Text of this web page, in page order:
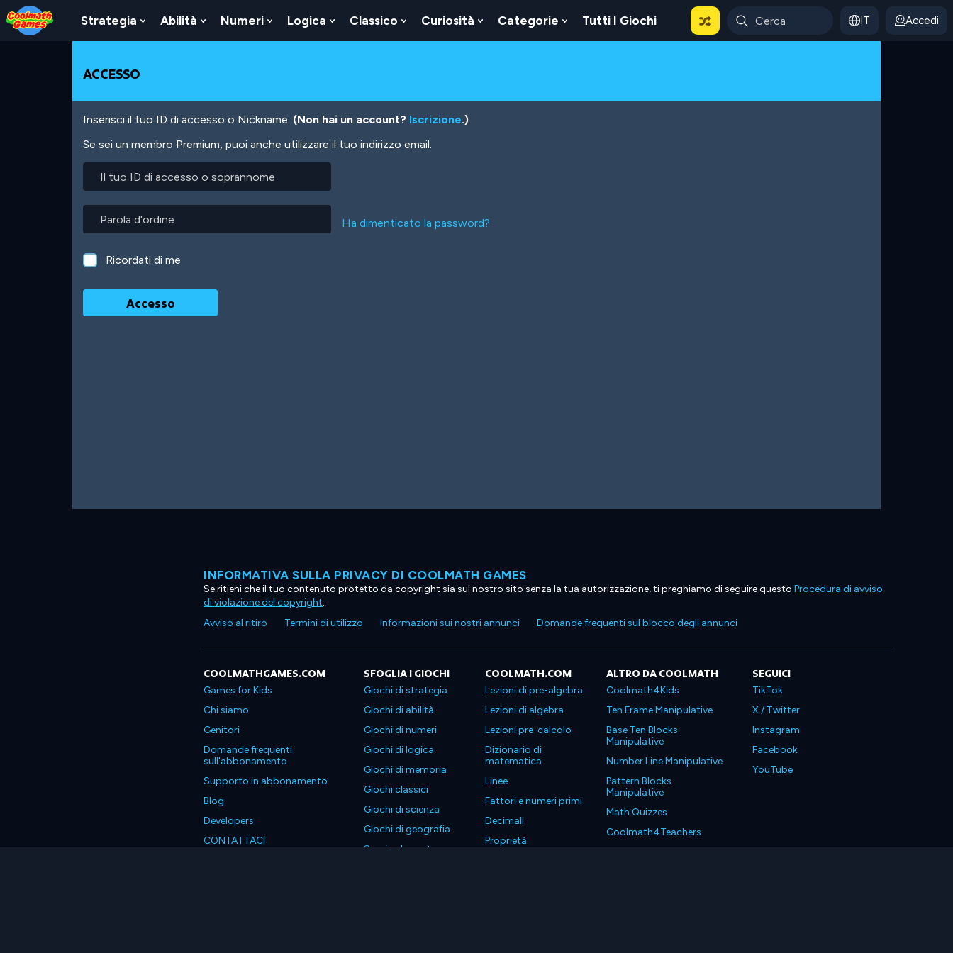
Skip
to
Top
Skip
to
Navigation
Skip
to
Main
Skip
to
Footer
Salta
al
contenuto
Strategia
Show
Submenu
Abilità
Show
Submenu
Numeri
Show
Submenu
Logica
Show
Submenu
Classico
Show
Submenu
Curiosità
Show
Submenu
Categorie
Show
Submenu
Tutti I Giochi IT Accedi
ACCESSO
Inserisci il tuo ID di accesso o Nickname. (Non hai un account? Iscrizione.)
Se sei un membro Premium, puoi anche utilizzare il tuo indirizzo email.
tuo
di
accesso
o
soprannome
d'ordine
Ha dimenticato la password?
Ricordati di me
INFORMATIVA SULLA PRIVACY DI COOLMATH GAMES
Se ritieni che il tuo contenuto protetto da copyright sia sul nostro sito senza la tua autorizzazione, ti preghiamo di seguire questo Procedura di avviso
di violazione del copyright.
Avviso al ritiro
Termini di utilizzo Informazioni sui nostri annunci Domande frequenti sul blocco degli annunci
COOLMATHGAMES.COM
Games for Kids
Chi siamo
Genitori
Domande frequenti
sull'abbonamento
Supporto in abbonamento
Blog
Developers
CONTATTACI
SFOGLIA I GIOCHI
Giochi di strategia
Giochi di abilità
Giochi di numeri
Giochi di logica
Giochi di memoria
Giochi classici
Giochi di scienza
Giochi di geografia
Scarica le nostre app
COOLMATH.COM
Lezioni di pre-algebra
Lezioni di algebra
Lezioni pre-calcolo
Dizionario di
matematica
Linee
Fattori e numeri primi
Decimali
Proprietà
ALTRO DA COOLMATH
Coolmath4Kids
Ten Frame Manipulative
Base Ten Blocks
Manipulative
Number Line Manipulative
Pattern Blocks
Manipulative
Math Quizzes
Coolmath4Teachers
SEGUICI
TikTok
X / Twitter
Instagram
Facebook
YouTube